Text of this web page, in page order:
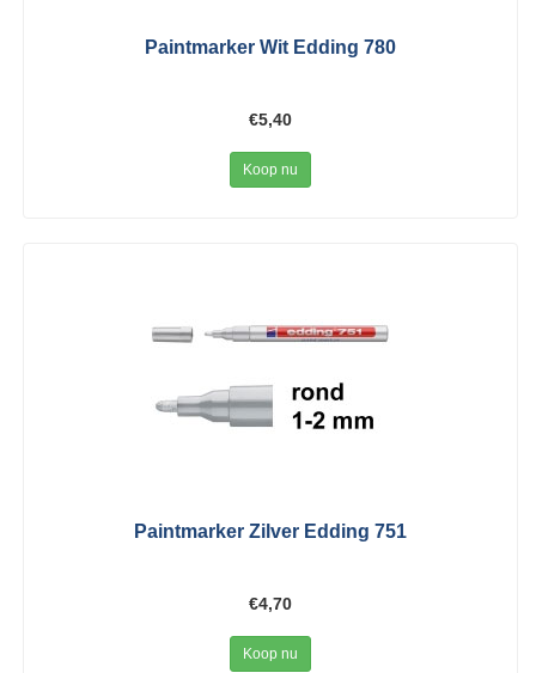
Paintmarker Wit Edding 780
€5,40
Koop nu
Paintmarker Zilver Edding 751
€4,70
Koop nu